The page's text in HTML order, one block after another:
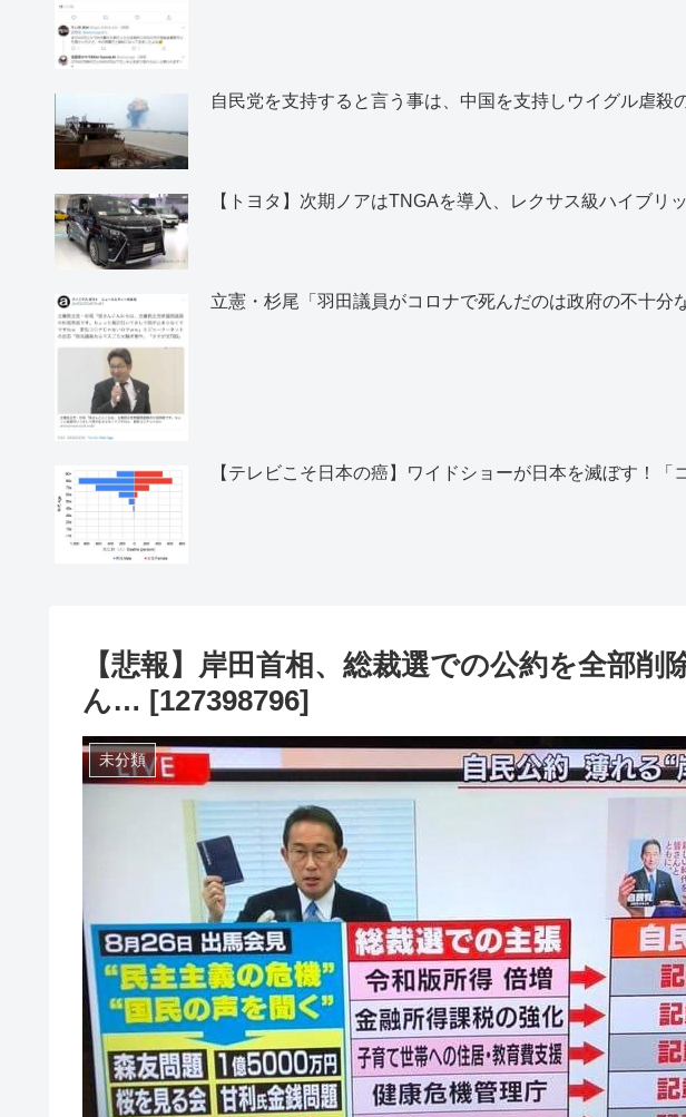
自民党を支持すると言う事は、中国を支持しウイグル虐殺
【トヨタ】次期ノアはTNGAを導入、レクサス級ハイブリ
立憲・杉尾「羽田議員がコロナで死んだのは政府の不十分
【テレビこそ日本の癌】ワイドショーが日本を滅ぼす！「
【悲報】岸田首相、総裁選での公約を全部
ん… [127398796]
未分類